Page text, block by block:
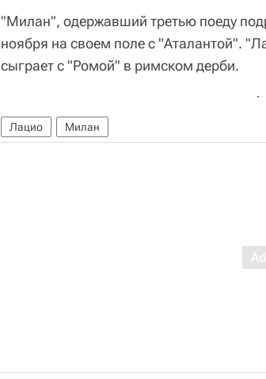
"Милан", одержавший третью поеду
ноября на своем поле с "Аталантой".
сыграет с "Ромой" в римском дерби.
Лацио Милан